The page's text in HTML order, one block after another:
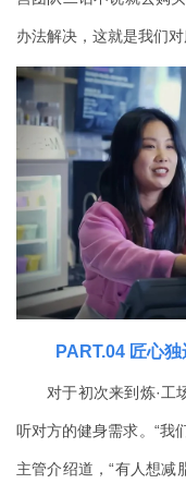
办法解决，这就是我们
PART.04 匠心
对于初次来到炼·工
听对方的健身需求。“我
主管介绍道，“有人想减